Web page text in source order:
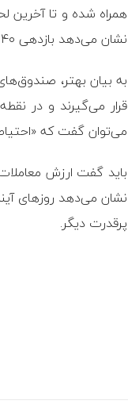
همراه شده و تا آخرین
نشان می‌دهد بازدهی ۴۰ درصدی شاخص کل تنها در ۱۹ روز، ریسک بازار را افزایش داده است.
به بیان بهتر،
قرار می‌گیرند و در
می‌توان گفت که
نشان می‌دهد روز‌های
پرقدرت دیگر.